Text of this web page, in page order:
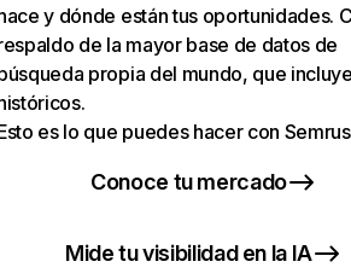
y dónde están tus oportunidades.
de la mayor base de datos de
propia del mundo, que
es lo que puedes hacer con
Conoce tu mercado
Mide tu visibilidad en la IA